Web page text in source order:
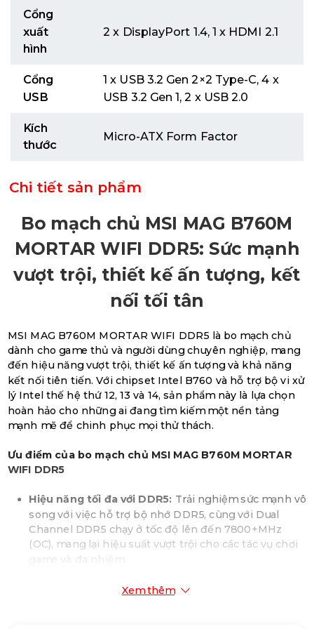
Cổng
xuất
hình
2 x DisplayPort 1.4, 1 x HDMI 2.1
Cổng
USB
1 x USB 3.2 Gen 2×2 Type-C, 4 x
USB 3.2 Gen 1, 2 x USB 2.0
Kích
thước
Micro-ATX Form Factor
Chi tiết sản phẩm
Bo mạch chủ MSI MAG B760M
MORTAR WIFI DDR5: Sức mạnh
vượt trội, thiết kế ấn tượng, kết
nối tối tân
MSI MAG B760M MORTAR WIFI DDR5 là bo mạch chủ
dành cho game thủ và người dùng chuyên nghiệp, mang
đến hiệu năng vượt trội, thiết kế ấn tượng và khả năng
kết nối tiên tiến. Với chipset Intel B760 và hỗ trợ bộ vi xử
lý Intel thế hệ thứ 12, 13 và 14, sản phẩm này là lựa chọn
hoàn hảo cho những ai đang tìm kiếm một nền tảng
mạnh mẽ để chinh phục mọi thử thách.
Ưu điểm của bo mạch chủ MSI MAG B760M MORTAR
WIFI DDR5
Hiệu năng tối đa với DDR5: Trải nghiệm sức mạnh vô
song với việc hỗ trợ bộ nhớ DDR5, cùng với Dual
Channel DDR5 chạy ở tốc độ lên đến 7800+MHz
(OC), mang lại hiệu suất vượt trội cho các tác vụ chơi
game và đa nhiệm.
VRM và M.2 Shield Frozr giúp duy trì nhiệt độ ổn
Xem thêm